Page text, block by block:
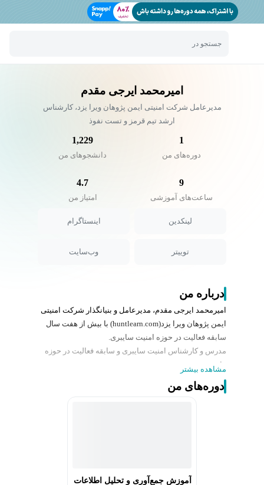
جستجو در
امیرمحمد ایرجی مقدم
مدیرعامل شرکت امنیتی ایمن پژوهان ویرا یزد، کارشناس
ارشد تیم قرمز و تست نفوذ
1
دوره‌های من
1,229
دانشجو‌های من
9
ساعت‌های آموزشی
4.7
امتیاز من
لینکدین اینستاگرام
توییتر وب‌سایت
درباره من
امیرمحمد ایرجی مقدم، مدیرعامل و بنیانگذار شرکت امنیتی
ایمن پژوهان ویرا یزد(huntlearn.com) با بیش از هفت سال
سابقه فعالیت در حوزه امنیت سایبری.
مدرس و کارشناس امنیت سایبری و سابقه فعالیت در حوزه
های زیر:
1. تست نفوذ
2. SOC
مشاهده بیشتر
دوره‌های من
آموزش جمع‌آوری و تحلیل اطلاعات